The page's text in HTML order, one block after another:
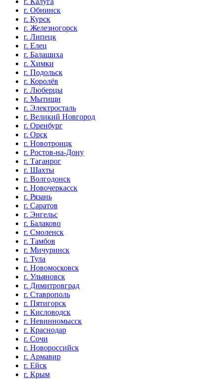
г. Обнинск
г. Курск
г. Железногорск
г. Липецк
г. Елец
г. Балашиха
г. Химки
г. Подольск
г. Королёв
г. Люберцы
г. Мытищи
г. Электросталь
г. Великий Новгород
г. Оренбург
г. Орск
г. Новотроицк
г. Ростов-на-Дону
г. Таганрог
г. Шахты
г. Волгодонск
г. Новочеркасск
г. Рязань
г. Саратов
г. Энгельс
г. Балаково
г. Смоленск
г. Тамбов
г. Мичуринск
г. Тула
г. Новомосковск
г. Ульяновск
г. Димитровград
г. Ставрополь
г. Пятигорск
г. Кисловодск
г. Невинномысск
г. Краснодар
г. Сочи
г. Новороссийск
г. Армавир
г. Ейск
г. Крым